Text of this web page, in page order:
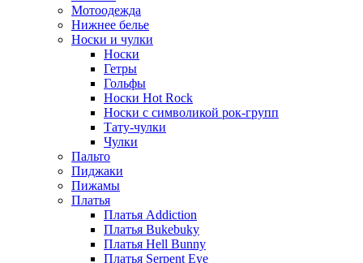
Мотоодежда
Нижнее белье
Носки и чулки
Носки
Гетры
Гольфы
Носки Hot Rock
Носки с символикой рок-групп
Тату-чулки
Чулки
Пальто
Пиджаки
Пижамы
Платья
Платья Addiction
Платья Bukebuky
Платья Hell Bunny
Платья Serpent Eye